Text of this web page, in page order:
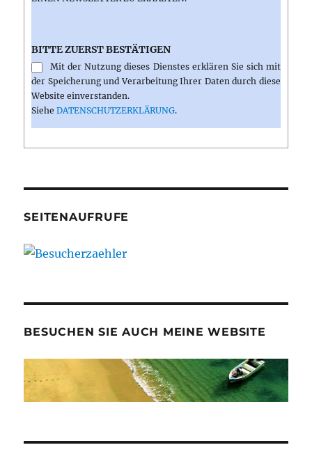
BITTE ZUERST BESTÄTIGEN
Mit der Nutzung dieses Dienstes erklären Sie sich mit
der Speicherung und Verarbeitung Ihrer Daten durch diese
Website einverstanden.
SieheDATENSCHUTZERKLÄRUNG.
SEITENAUFRUFE
BESUCHEN SIE AUCH MEINE WEBSITE